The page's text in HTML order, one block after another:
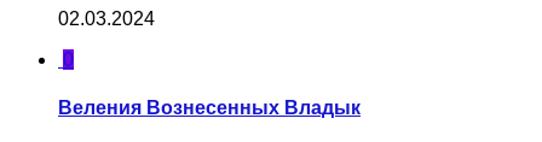
02.03.2024
0
Веления Вознесенных Владык